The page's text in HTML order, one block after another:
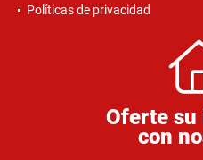
Políticas de privacidad
Oferte
con